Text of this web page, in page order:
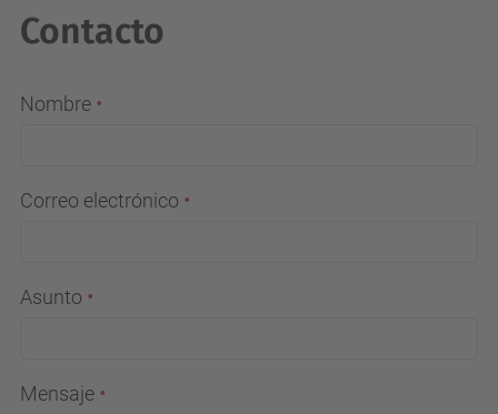
Contacto
Nombre
Correo electrónico
Asunto
Mensaje